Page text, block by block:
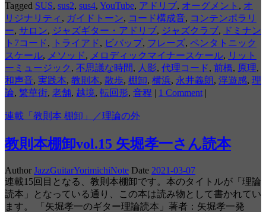
Tagged SUS, sus2, sus4, YouTube, アドリブ, オーグメント , オ
リジナリティ , ガイドトーン, コード構成音, コンテンポラリ
ー, サロン, ジャズギター・アドリブ, ジャズクラブ,
ドミナン
ト7コード, トライアド, ビバップ, フレーズ, ペンタトニック
スケール, メソッド, メロディックマイナースケール, リット
ーミュージック , 不思議な時間, 人影, 代理コード, 前橋, 原理,
和声音, 実践本, 教則本, 散歩, 棚卸, 横浜, 永井義朗, 浮遊感, 理
論, 繁華街, 老舗, 越境, 転回形, 音程 | 1 Comment |
連載「教則本 棚卸」／理論の外
教則本棚卸vol.15 矢堀孝一さん読本
Author JazzGuitarYorimichiNote Date 2021-03-07
連載15回目となる、教則本棚卸です。本のタイトルが「理論
読本」となっている通り、この本は読み物として書かれてい
ます。 「矢堀孝一のギター理論読本」著者：矢堀孝一発